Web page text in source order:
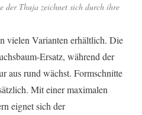
der Thuja zeichnet sich durch ihre
vielen Varianten erhältlich. Die
Ersatz, während der
aus rund wächst. Formschnitte
Mit einer maximalen
eignet sich der